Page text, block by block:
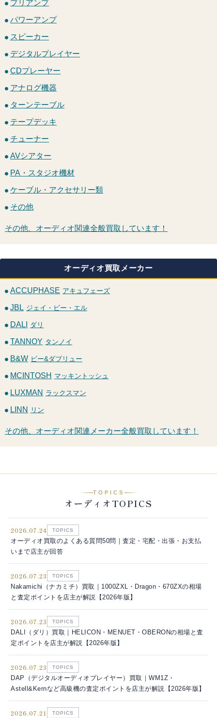
プリアンプ
パワーアンプ
スピーカー
デジタルプレイヤー
CDプレーヤー
アナログ機器
ターンテーブル
テープデッキ
チューナー
AVシアター
PA・スタジオ機材
ケーブル・アクセサリー類
その他
その他、オーディオ関連全般買取しています！
オーディオ買取メーカー
ACCUPHASE アキュフェーズ
JBL ジェイ・ビー・エル
DALI ダリ
TANNOY タンノイ
B&W ビー&ダブリュー
MCINTOSH マッキントッシュ
LUXMAN ラックスマン
LINN リン
その他、オーディオ関連メーカー全般買取しています！
TOPICS
オーディオTOPICS
2026.07.24 TOPICS
オーディオ買取のよくある質問50問｜査定・宅配・出張・お支払
いまで店主が回答
2026.07.23 TOPICS
Nakamichi（ナカミチ）買取｜1000ZXL・Dragon・670ZXの相場
と査定ポイントを店主が解説【2026年版】
2026.07.23 TOPICS
DALI（ダリ）買取｜HELICON・MENUET・OBERONの相場と査
定ポイントを店主が解説【2026年版】
2026.07.23 TOPICS
DAP（デジタルオーディオプレイヤー）買取｜WM1Z・
Astell&Kernなど高級機の査定ポイントを店主が解説【2026年版】
2026.07.21 TOPICS